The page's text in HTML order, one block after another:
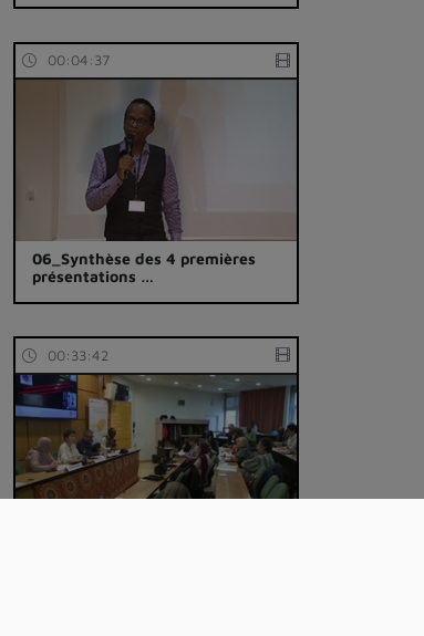
00:04:37
06_Synthèse des 4 premières
présentations …
00:33:42